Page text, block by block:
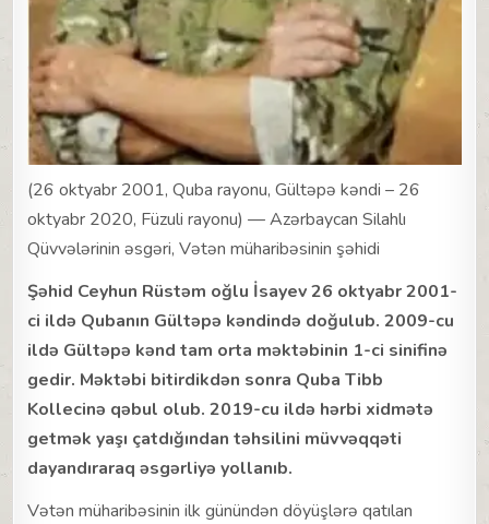
(26 oktyabr 2001, Quba rayonu, Gültəpə kəndi – 26
oktyabr 2020, Füzuli rayonu) — Azərbaycan Silahlı
Qüvvələrinin əsgəri, Vətən müharibəsinin şəhidi
Şəhid Ceyhun Rüstəm oğlu İsayev 26 oktyabr 2001-
ci ildə Qubanın Gültəpə kəndində doğulub. 2009-cu
ildə Gültəpə kənd tam orta məktəbinin 1-ci sinifinə
gedir. Məktəbi bitirdikdən sonra Quba Tibb
Kollecinə qəbul olub. 2019-cu ildə hərbi xidmətə
getmək yaşı çatdığından təhsilini müvvəqqəti
dayandıraraq əsgərliyə yollanıb.
Vətən müharibəsinin ilk günündən döyüşlərə qatılan